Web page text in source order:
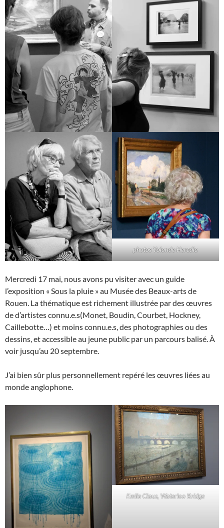
photos Yolande Heredia
Mercredi 17 mai, nous avons pu visiter avec un guide
l’exposition « Sous la pluie » au Musée des Beaux-arts de
Rouen. La thématique est richement illustrée par des œuvres
de d’artistes connu.e.s(Monet, Boudin, Courbet, Hockney,
Caillebotte…) et moins connu.e.s, des photographies ou des
dessins, et accessible au jeune public par un parcours balisé. À
voir jusqu’au 20 septembre.
J’ai bien sûr plus personnellement repéré les œuvres liées au
monde anglophone.
Emile Claus, Waterloo Bridge